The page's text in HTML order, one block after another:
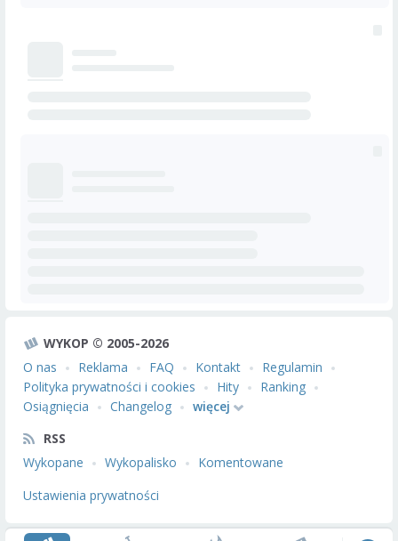
WYKOP © 2005-2026
O nas
Reklama FAQ Kontakt
Regulamin
Polityka prywatności i cookies
Hity
Ranking
Osiągnięcia
Changelog
więcej
RSS
Wykopane
Wykopalisko
Komentowane
Ustawienia prywatności